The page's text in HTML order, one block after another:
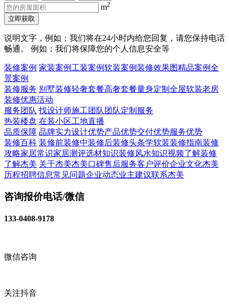
m2
立即获取
说明文字，例如；我们将在24小时内给您回复，请您保持电话
畅通。 例如；我们将保障您的个人信息安全等
装修案例 家装案例 工装案例软装案例装修效果图精品案例全
景案例
装修服务 别墅装修轻奢套餐高奢套餐量身定制 全屋软装老房
装修优惠活动
服务团队 找设计师施工团队 团队定制服务
热装楼盘 在装小区工地直播
品质保障 品牌实力设计优势产品优势交付优势服务优势
装修百科 装修前装修中装修后装修头条学软装装修指南装修
攻略家居常识家居测评选材知识装修风水知识视频了解装修
了解杰美 关于杰美杰美口碑售后服务客户评价企业文化杰美
历程招聘信息常见问题企业动态业主建议联系杰美
咨询报价电话/微信
133-0408-9178
微信咨询
关注抖音